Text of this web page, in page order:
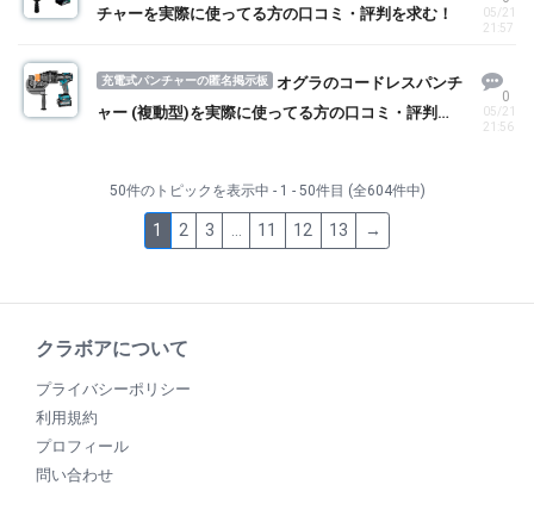
チャーを実際に使ってる方の口コミ・評判を求む！
05/21
21:57
充電式パンチャーの匿名掲示板
オグラのコードレスパンチ
ャー (複動型)を実際に使ってる方の口コミ・評判を
0
05/21
21:56
50件のトピックを表示中 - 1 - 50件目 (全604件中)
1 2 3 11 12 13 →
クラボアについて
プライバシーポリシー
利用規約
プロフィール
問い合わせ